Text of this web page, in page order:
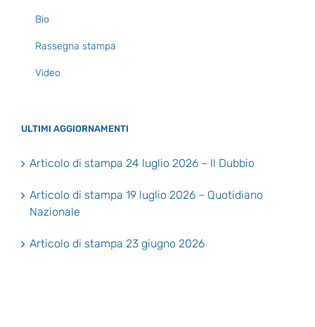
Bio
Rassegna stampa
Video
ULTIMI AGGIORNAMENTI
Articolo di stampa 24 luglio 2026 – Il Dubbio
Articolo di stampa 19 luglio 2026 – Quotidiano
Nazionale
Articolo di stampa 23 giugno 2026